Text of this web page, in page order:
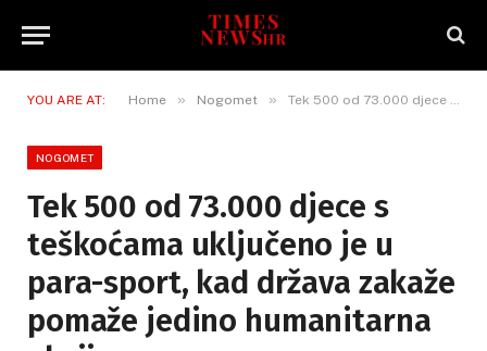
YOU ARE AT: Home » Nogomet » Tek 500 od 73.000 djece s teškoćama uključeno je u para-sport, kad država zakaže pomaže jedino humanitarna akcija
NOGOMET
Tek 500 od 73.000 djece s
teškoćama uključeno je u
para-sport, kad država zakaže
pomaže jedino humanitarna